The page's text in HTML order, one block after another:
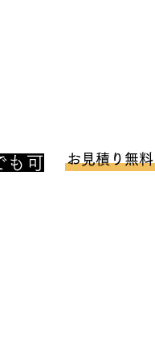
も可 お見積り無